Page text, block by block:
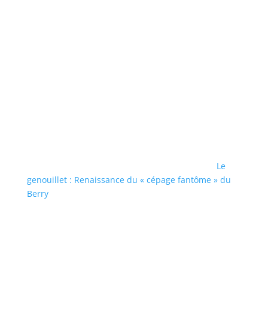
Le
genouillet : Renaissance du « cépage fantôme » du
Berry